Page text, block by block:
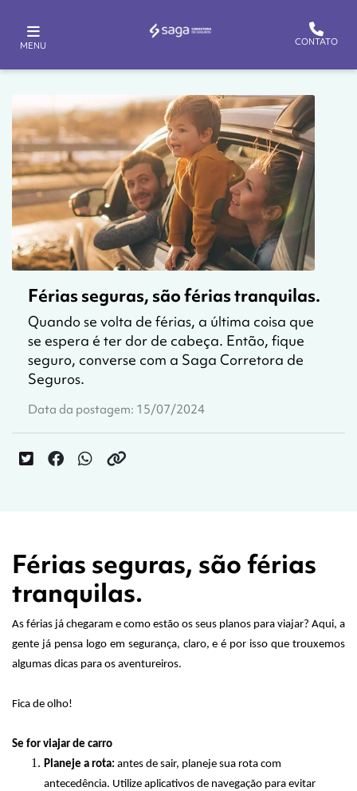
MENU CONTATO
Férias seguras, são férias tranquilas.
Quando se volta de férias, a última coisa que
se espera é ter dor de cabeça. Então, fique
seguro, converse com a Saga Corretora de
Seguros.
Data da postagem: 15/07/2024
Férias seguras, são férias
tranquilas.
As férias já chegaram e como estão os seus planos para viajar? Aqui, a
gente já pensa logo em segurança, claro, e é por isso que trouxemos
algumas dicas para os aventureiros.
Fica de olho!
Se for viajar de carro
Planeje a rota: antes de sair, planeje sua rota com
antecedência. Utilize aplicativos de navegação para evitar